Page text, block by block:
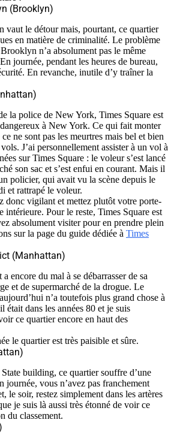
(Brooklyn)
le détour mais, pourtant, ce quartier
en matière de criminalité. Le problème
n’a absolument pas le même
journée, pendant les heures de bureau,
En revanche, inutile d’y traîner la
la police de New York, Times Square est
à New York. Ce qui fait monter
ne sont pas les meurtres mais bel et bien
J’ai personnellement assister à un vol à
sur Times Square : le voleur s’est lancé
son sac et s’est enfui en courant. Mais il
policier, qui avait vu la scène depuis le
et rattrapé le voleur.
donc vigilant et mettez plutôt votre porte-
intérieure. Pour le reste, Times Square est
absolument visiter pour en prendre plein
sur la page du guide dédiée à Times
(Manhattan)
encore du mal à se débarrasser de sa
et de supermarché de la drogue. Le
n’a toutefois plus grand chose à
était dans les années 80 et je suis
ce quartier encore en haut des
le quartier est très paisible et sûre.
building, ce quartier souffre d’une
journée, vous n’avez pas franchement
le soir, restez simplement dans les artères
je suis là aussi très étonné de voir ce
du classement.